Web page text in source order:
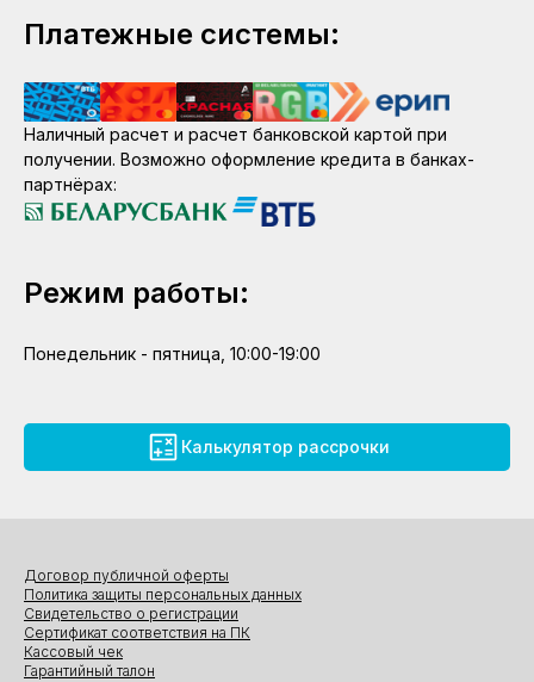
Платежные системы:
Наличный расчет и расчет банковской картой при
получении. Возможно оформление кредита в банках-
партнёрах:
Режим работы:
Понедельник - пятница, 10:00-19:00
Калькулятор рассрочки
Договор публичной оферты
Политика защиты персональных данных
Свидетельство о регистрации
Сертификат соответствия на ПК
Кассовый чек
Гарантийный талон